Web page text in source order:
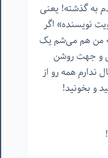
به گذشته! یعنی
نویسنده» اگر
من هم می‌شم یک
و جهت روشن
ندارم همه رو از
و بخونید!